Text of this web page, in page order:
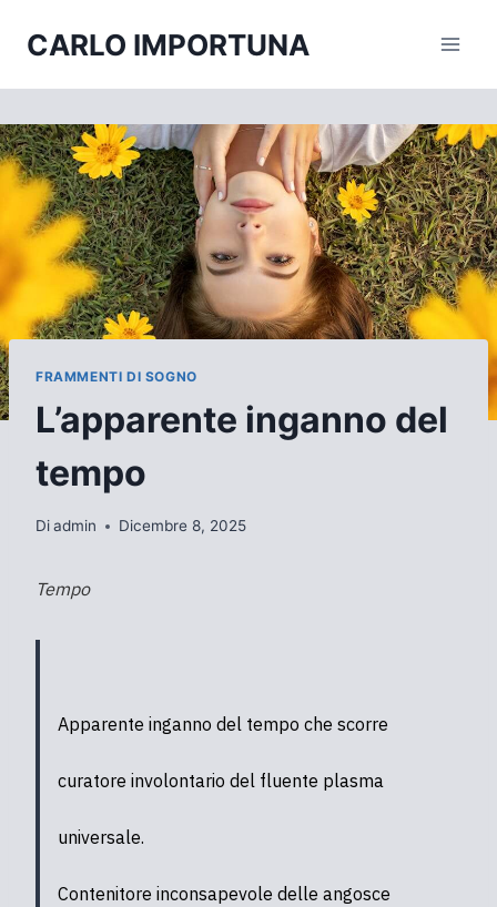
CARLO IMPORTUNA
FRAMMENTI DI SOGNO
L’apparente inganno del
tempo
Diadmin Dicembre 8, 2025
Tempo
Apparente inganno del tempo che scorre
curatore involontario del fluente plasma
universale.
Contenitore inconsapevole delle angosce